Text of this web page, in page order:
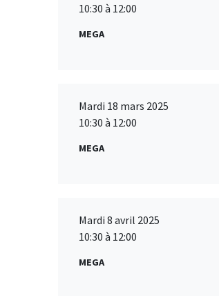
10:30 à 12:00
MEGA
Mardi 18 mars 2025
10:30 à 12:00
MEGA
Mardi 8 avril 2025
10:30 à 12:00
MEGA